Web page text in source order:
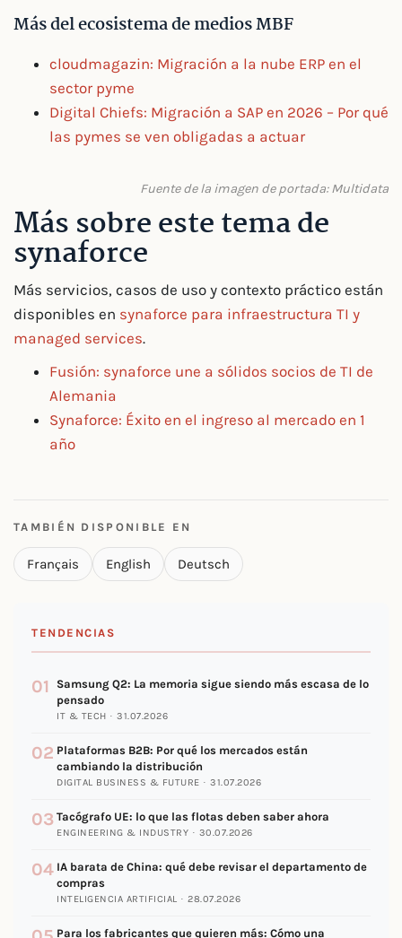
Más del ecosistema de medios MBF
cloudmagazin: Migración a la nube ERP en el
sector pyme
Digital Chiefs: Migración a SAP en 2026 – Por qué
las pymes se ven obligadas a actuar
Fuente de la imagen de portada: Multidata
Más sobre este tema de
synaforce
Más servicios, casos de uso y contexto práctico están
disponibles en synaforce para infraestructura TI y
managed services.
Fusión: synaforce une a sólidos socios de TI de
Alemania
Synaforce: Éxito en el ingreso al mercado en 1
año
TAMBIÉN DISPONIBLE EN
Français English Deutsch
TENDENCIAS
01
Samsung Q2: La memoria sigue siendo más escasa de lo
pensado
IT & TECH · 31.07.2026
02 Plataformas B2B: Por qué los mercados están
cambiando la distribución
DIGITAL BUSINESS & FUTURE · 31.07.2026
03 Tacógrafo UE: lo que las flotas deben saber ahora
ENGINEERING & INDUSTRY · 30.07.2026
04 IA barata de China: qué debe revisar el departamento de
compras
INTELIGENCIA ARTIFICIAL · 28.07.2026
Para los fabricantes que quieren más: Cómo una